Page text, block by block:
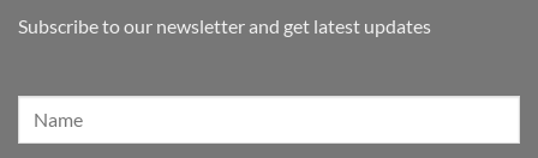
Subscribe to our newsletter and get latest updates